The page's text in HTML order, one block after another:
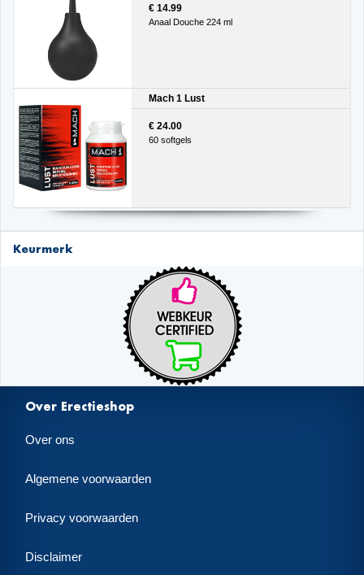
€ 14.99
Anaal Douche 224 ml
Mach 1 Lust
€ 24.00
60 softgels
Keurmerk
Over Erectieshop
Over ons
Algemene voorwaarden
Privacy voorwaarden
Disclaimer